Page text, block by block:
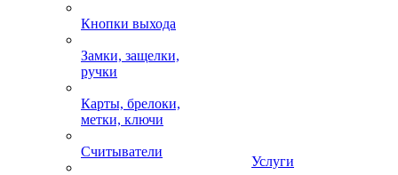
Кнопки выхода
Замки, защелки,
ручки
Карты, брелоки,
метки, ключи
Считыватели
Услуги